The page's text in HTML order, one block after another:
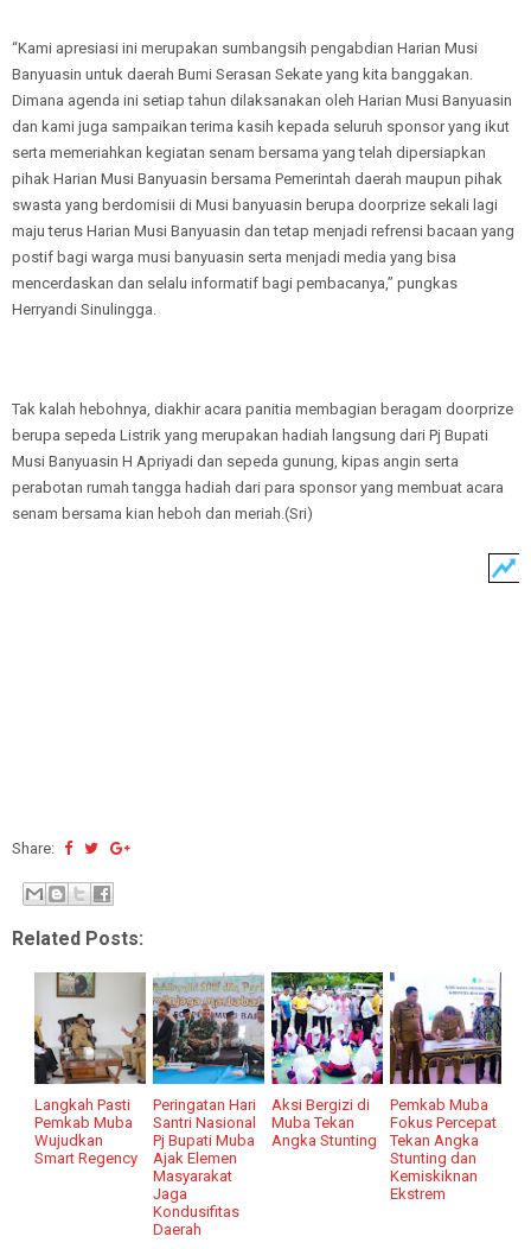
“Kami apresiasi ini merupakan sumbangsih pengabdian Harian Musi
Banyuasin untuk daerah Bumi Serasan Sekate yang kita banggakan.
Dimana agenda ini setiap tahun dilaksanakan oleh Harian Musi Banyuasin
dan kami juga sampaikan terima kasih kepada seluruh sponsor yang ikut
serta memeriahkan kegiatan senam bersama yang telah dipersiapkan
pihak Harian Musi Banyuasin bersama Pemerintah daerah maupun pihak
swasta yang berdomisii di Musi banyuasin berupa doorprize sekali lagi
maju terus Harian Musi Banyuasin dan tetap menjadi refrensi bacaan yang
postif bagi warga musi banyuasin serta menjadi media yang bisa
mencerdaskan dan selalu informatif bagi pembacanya,” pungkas
Herryandi Sinulingga.
Tak kalah hebohnya, diakhir acara panitia membagian beragam doorprize
berupa sepeda Listrik yang merupakan hadiah langsung dari Pj Bupati
Musi Banyuasin H Apriyadi dan sepeda gunung, kipas angin serta
perabotan rumah tangga hadiah dari para sponsor yang membuat acara
senam bersama kian heboh dan meriah.(Sri)
Share:
Related Posts:
Langkah Pasti
Pemkab Muba
Wujudkan
Smart Regency
Peringatan Hari
Santri Nasional
Pj Bupati Muba
Ajak Elemen
Masyarakat
Jaga
Kondusifitas
Daerah
Aksi Bergizi di
Muba Tekan
Angka Stunting
Pemkab Muba
Fokus Percepat
Tekan Angka
Stunting dan
Kemiskiknan
Ekstrem